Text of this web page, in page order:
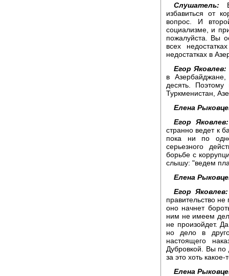
Слушатель:
избавиться от
вопрос. И
социализме, и
пожалуйста. Вы
всех
недостатках в
Егор Яковлев:
в
десять.
Туркменистан,
Елена
Егор Яковлев:
странно ведет к
пока ни по
серьезного
борьбе с
слышу: "ведем
Елена
Егор Яковлев:
правительство
оно начнет
ним не имеем
не произойдет.
но дело в
настоящего
Дубровкой. Вы по
за это хоть какое-
Елена